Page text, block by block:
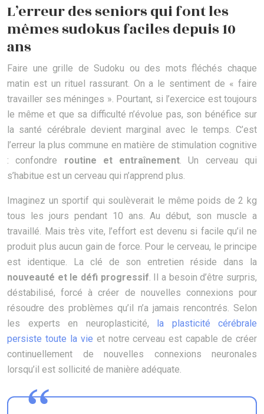
L’erreur des seniors qui font les
mêmes sudokus faciles depuis 10
ans
Faire une grille de Sudoku ou des mots fléchés chaque
matin est un rituel rassurant. On a le sentiment de « faire
travailler ses méninges ». Pourtant, si l’exercice est toujours
le même et que sa difficulté n’évolue pas, son bénéfice sur
la santé cérébrale devient marginal avec le temps. C’est
l’erreur la plus commune en matière de stimulation cognitive
: confondre routine et entraînement . Un cerveau qui
s’habitue est un cerveau qui n’apprend plus.
Imaginez un sportif qui soulèverait le même poids de 2 kg
tous les jours pendant 10 ans. Au début, son muscle a
travaillé. Mais très vite, l’effort est devenu si facile qu’il ne
produit plus aucun gain de force. Pour le cerveau, le principe
est identique. La clé de son entretien réside dans la
nouveauté et le défi progressif . Il a besoin d’être surpris,
déstabilisé, forcé à créer de nouvelles connexions pour
résoudre des problèmes qu’il n’a jamais rencontrés. Selon
les experts en neuroplasticité, la plasticité cérébrale
persiste toute la vie et notre cerveau est capable de créer
continuellement de nouvelles connexions neuronales
lorsqu’il est sollicité de manière adéquate.